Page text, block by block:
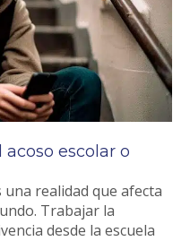
acoso escolar o
realidad que afecta
Trabajar la
desde la escuela